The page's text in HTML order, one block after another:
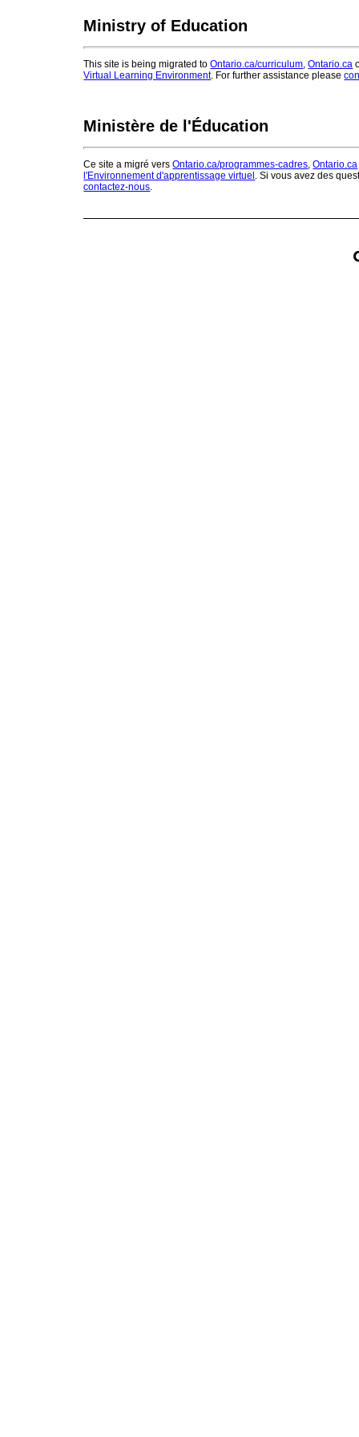
Ministry of Education
This site is being migrated toOntario.ca/curriculum ,Ontario.ca
Virtual Learning Environment. For further assistance please
Ministère de l'Éducation
Ce site a migré versOntario.ca/programmes-cadres ,Ontario.ca
l'Environnement d'apprentissage virtuel . Si vous avez des
contactez-nous